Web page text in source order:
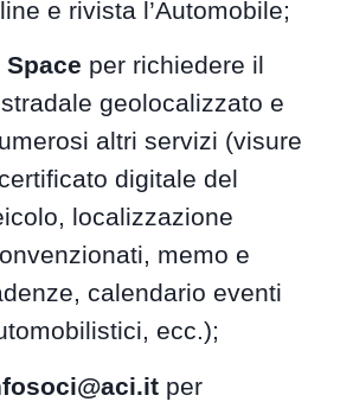
e rivista l’Automobile;
Space per richiedere il
geolocalizzato e
altri servizi (visure
digitale del
localizzazione
memo e
calendario eventi
ecc.);
per